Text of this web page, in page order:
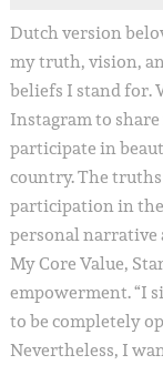
Dutch version
my truth, vision,
beliefs I stand for.
Instagram to
participate in
country. The
participation in
personal narrative
My Core Value,
empowerment. “I
to be completely
Nevertheless, I